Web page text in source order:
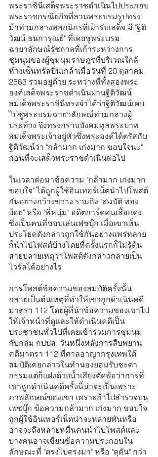
พระราชินีเสด็จพระราชดำเนินไปประกอบ
พระราชกรณียกิจที่ลานพระบรมรูปทรง
ม้าท่ามกลางพสกนิกรที่เฝ้ารับเสด็จ มี "ฐิติ
วัฒน์ ธนการุณย์" ที่เคยชูพระบรม
ฉายาลักษณ์รัชกาลที่เก้าระหว่างการ
ชุมนุมของผู้ชุมนุมราษฎรที่บริเวณใกล้
ห้างเซ็นทรัลปิ่นเกล้าเมื่อวันที่ 20 ตุลาคม
2563 รวมอยู่ด้วย ระหว่างที่ทั้งสองพระ
องค์เสด็จพระราชดำเนินผ่านฐิติวัฒน์
สมเด็จพระราชินีทรงจำได้ว่าฐิติวัฒน์เคย
ไปชูพระบรมฉายาลักษณ์ท่ามกลางผู้
ประท้วง จึงทรงกราบบังคมทูลพระบาท
สมเด็จพระเจ้าอยู่หัวซึ่งพระองค์ได้ตรัสกับ
ฐิติวัฒน์ว่า "กล้ามาก เก่งมาก ขอบใจนะ"
ก่อนที่จะเสด็จพระราชดำเนินต่อไป
ในเวลาต่อมาข้อความ "กล้ามาก เก่งมาก
ขอบใจ" ได้ถูกผู้ใช้อินเทอร์เน็ตนำไปโพสต์
กันอย่างกว้างขวาง รวมถึง "สมบัติ ทอง
ย้อย" หรือ "พี่หนุ่ม" อดีตการ์ดคนเสื้อแดง
ซึ่งเป็นคนที่ชอบเล่นเฟซบุ๊ก เมื่อเขาเห็น
ประโยคดังกล่าวถูกใช้กันอย่างแพร่หลาย
ก็นำไปโพสต์บ้างโดยที่ครั้งแรกก็ไม่รู้ต้น
สายปลายเหตุว่าโพสต์ดังกล่าวกลายเป็น
ไวรัลได้อย่างไร
การโพสต์ข้อความของสมบัติครั้งนั้น
กลายเป็นต้นเหตุที่ทำให้เขาถูกดำเนินคดี
มาตรา 112 โดยผู้ที่นำข้อความของเขาไป
ให้เจ้าหน้าที่ดูและให้ดำเนินคดีเป็น
ประชาชนทั่วไปที่เคยเข้าร่วมการชุมนุม
กับกลุ่ม กปปส. วันหนึ่งหลังการสืบพยาน
คดีมาตรา 112 ที่ศาลอาญากรุงเทพใต้
สมบัติเคยกล่าวในทำนองยอมรับชะตา
กรรมแต่ก็แฝงด้วยน้ำเสียงตัดพ้อว่าการที่
เขาถูกดำเนินคดีครั้งนี้น่าจะเป็นเพราะ
ภาพลักษณ์ของเขา เพราะถ้าไปสำรวจบน
เฟซบุ๊ก ข้อความกล้ามาก เก่งมาก ขอบใจ
ถูกผู้ใช้อินเทอร์เน็ตน่าจะหลายพันหรือ
อาจจะถึงหลายหมื่นคนนำไปโพสต์และ
บางคนอาจเขียนข้อความประกอบใน
ลักษณะที่ "ตรงไปตรงมา" หรือ "ดุดัน" กว่า